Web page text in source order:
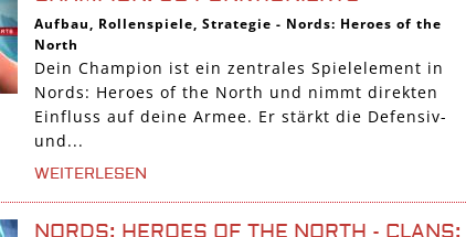
Aufbau, Rollenspiele, Strategie - Nords: Heroes of the
North
Dein Champion ist ein zentrales Spielelement in
Nords: Heroes of the North und nimmt direkten
Einfluss auf deine Armee. Er stärkt die Defensiv-
und...
WEITERLESEN